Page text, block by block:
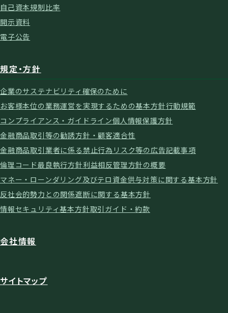
自己資本規制比率
開示資料
電子公告
規定・方針
企業のサステナビリティ確保のために
お客様本位の業務運営を実現するための基本方針行動規範
コンプライアンス・ガイドライン個人情報保護方針
金融商品取引等の勧誘方針・顧客適合性
金融商品取引業者に係る禁止行為 リスク等の広告記載事項
倫理コード最良執行方針利益相反管理方針の概要
マネー・ローンダリング及びテロ資金供与対策に関する基本方針
反社会的勢力との関係遮断に関する基本方針
情報セキュリティ基本方針取引ガイド・約款
会社情報
サイトマップ